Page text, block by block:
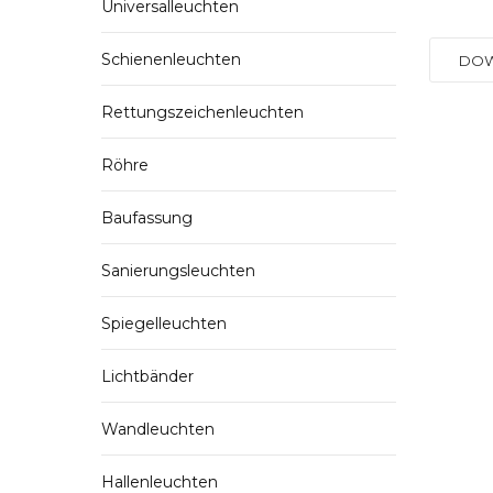
Universalleuchten
Schienenleuchten
Rettungszeichenleuchten
Röhre
Baufassung
Sanierungsleuchten
Spiegelleuchten
Lichtbänder
Wandleuchten
Hallenleuchten